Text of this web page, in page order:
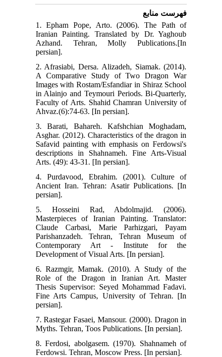
فهرست منابع
1. Epham Pope, Arto. (2006). The Path of
Iranian Painting. Translated by Dr. Yaghoub
Azhand. Tehran, Molly Publications.[In
persian].
2. Afrasiabi, Dersa. Alizadeh, Siamak. (2014).
A Comparative Study of Two Dragon War
Images with Rostam/Esfandiar in Shiraz School
in Alainjo and Teymouri Periods. Bi-Quarterly,
Faculty of Arts. Shahid Chamran University of
Ahvaz.(6):74-63. [In persian].
3. Barati, Bahareh. Kafshchian Moghadam,
Asghar. (2012). Characteristics of the dragon in
Safavid painting with emphasis on Ferdowsi's
descriptions in Shahnameh. Fine Arts-Visual
Arts. (49): 43-31. [In persian].
4. Purdavood, Ebrahim. (2001). Culture of
Ancient Iran. Tehran: Asatir Publications. [In
persian].
5. Hosseini Rad, Abdolmajid. (2006).
Masterpieces of Iranian Painting. Translator:
Claude Carbasi, Marie Parhizgari, Payam
Parishanzadeh. Tehran, Tehran Museum of
Contemporary Art - Institute for the
Development of Visual Arts. [In persian].
6. Razmgir, Mamak. (2010). A Study of the
Role of the Dragon in Iranian Art. Master
Thesis Supervisor: Seyed Mohammad Fadavi.
Fine Arts Campus, University of Tehran. [In
persian].
7. Rastegar Fasaei, Mansour. (2000). Dragon in
Myths. Tehran, Toos Publications. [In persian].
8. Ferdosi, abolgasem. (1970). Shahnameh of
Ferdowsi. Tehran, Moscow Press. [In persian].